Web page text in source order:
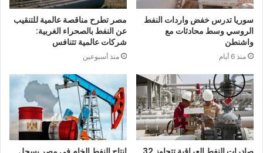
سوريا تدرس خفض واردات النفط
الروسي وسط محادثات مع
واشنطن
منذ 6 أيام
مصر تطرح مناقصة عالمية للتنقيب
عن النفط بالصحراء الغربية:
شركات عالمية تتنافس
منذ أسبوعين